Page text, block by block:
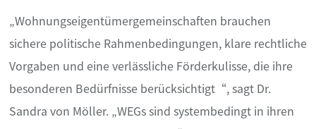
„Wohnungseigentümergemeinschaften brauchen
sichere politische Rahmenbedingungen, klare rechtliche
Vorgaben und eine verlässliche Förderkulisse, die ihre
besonderen Bedürfnisse berücksichtigt“, sagt Dr.
Sandra von Möller. „WEGs sind systembedingt in ihren